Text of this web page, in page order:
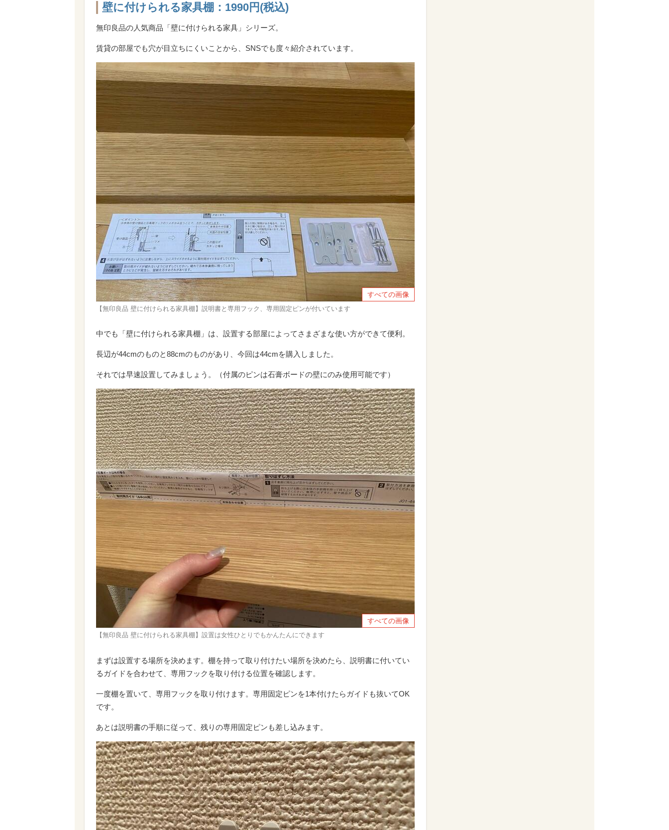
壁に付けられる家具棚：1990円(税込)
無印良品の人気商品「壁に付けられる家具」シリーズ。
賃貸の部屋でも穴が目立ちにくいことから、SNSでも度々紹介されています。
すべての画像
【無印良品 壁に付けられる家具棚】説明書と専用フック、専用固定ピンが付いています
中でも「壁に付けられる家具棚」は、設置する部屋によってさまざまな使い方ができて便利。
長辺が44cmのものと88cmのものがあり、今回は44cmを購入しました。
それでは早速設置してみましょう。（付属のピンは石膏ボードの壁にのみ使用可能です）
すべての画像
【無印良品 壁に付けられる家具棚】設置は女性ひとりでもかんたんにできます
まずは設置する場所を決めます。棚を持って取り付けたい場所を決めたら、説明書に付いてい
るガイドを合わせて、専用フックを取り付ける位置を確認します。
一度棚を置いて、専用フックを取り付けます。専用固定ピンを1本付けたらガイドも抜いてOK
です。
あとは説明書の手順に従って、残りの専用固定ピンも差し込みます。